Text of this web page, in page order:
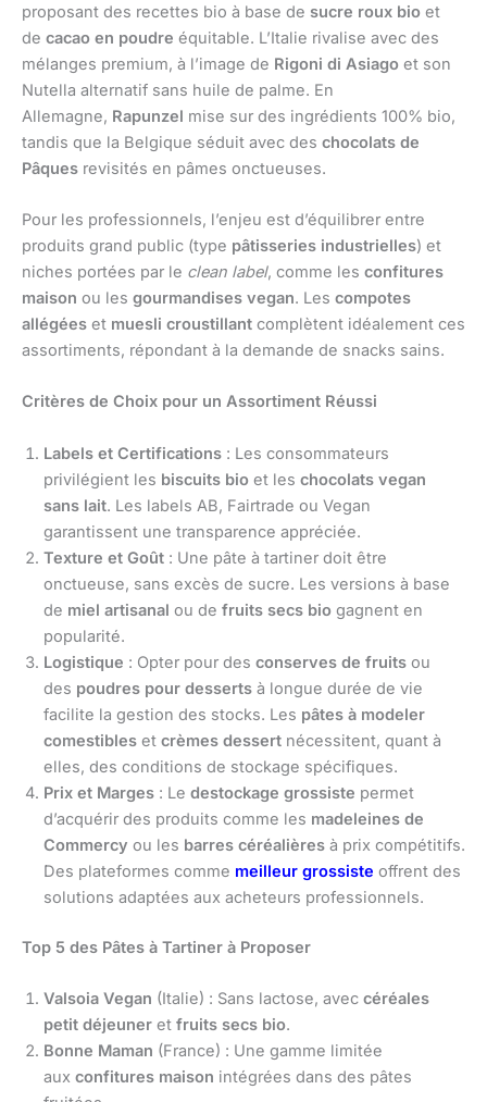
proposant des recettes bio à base de sucre roux bio et
de cacao en poudre équitable. L’Italie rivalise avec des
mélanges premium, à l’image de Rigoni di Asiago et son
Nutella alternatif sans huile de palme. En
Allemagne, Rapunzel mise sur des ingrédients 100% bio,
tandis que la Belgique séduit avec des chocolats de
Pâques revisités en pâmes onctueuses.
Pour les professionnels, l’enjeu est d’équilibrer entre
produits grand public (type pâtisseries industrielles) et
niches portées par le clean label, comme les confitures
maison ou les gourmandises vegan. Les compotes
allégées et muesli croustillant complètent idéalement ces
assortiments, répondant à la demande de snacks sains.
Critères de Choix pour un Assortiment Réussi
Labels et Certifications : Les consommateurs
privilégient les biscuits bio et les chocolats vegan
sans lait. Les labels AB, Fairtrade ou Vegan
garantissent une transparence appréciée.
Texture et Goût : Une pâte à tartiner doit être
onctueuse, sans excès de sucre. Les versions à base
de miel artisanal ou de fruits secs bio gagnent en
popularité.
Logistique : Opter pour des conserves de fruits ou
des poudres pour desserts à longue durée de vie
facilite la gestion des stocks. Les pâtes à modeler
comestibles et crèmes dessert nécessitent, quant à
elles, des conditions de stockage spécifiques.
Prix et Marges : Le destockage grossiste permet
d’acquérir des produits comme les madeleines de
Commercy ou les barres céréalières à prix compétitifs.
Des plateformes comme meilleur grossiste offrent des
solutions adaptées aux acheteurs professionnels.
Top 5 des Pâtes à Tartiner à Proposer
Valsoia Vegan (Italie) : Sans lactose, avec céréales
petit déjeuner et fruits secs bio.
Bonne Maman (France) : Une gamme limitée
aux confitures maison intégrées dans des pâtes